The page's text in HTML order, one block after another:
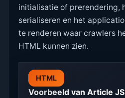
initialisatie of prerendering,
serialiseren en het
te renderen waar crawlers
HTML kunnen zien.
HTML
Voorbeeld van Article